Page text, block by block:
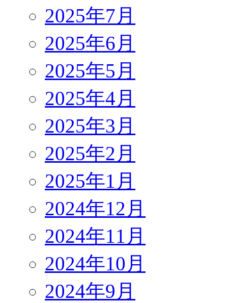
2025年7月
2025年6月
2025年5月
2025年4月
2025年3月
2025年2月
2025年1月
2024年12月
2024年11月
2024年10月
2024年9月